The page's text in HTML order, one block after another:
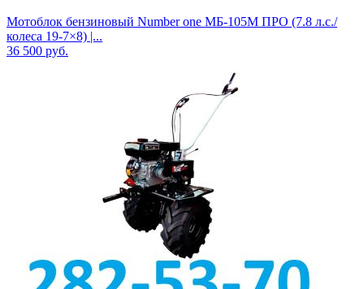
Мотоблок бензиновый Number one МБ-105M ПРО (7.8 л.с./
колеса 19-7×8) |...
36 500 руб.